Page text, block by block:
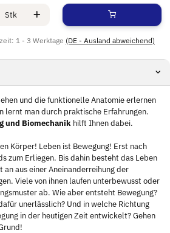
Stk
1 - 3 Werktage (DE - Ausland abweichend)
und die funktionelle Anatomie erlernen
lernt man durch praktische Erfahrungen.
und Biomechanik hilft Ihnen dabei.
Körper! Leben ist Bewegung! Erst nach
zum Erliegen. Bis dahin besteht das Leben
an aus einer Aneinanderreihung der
Viele von ihnen laufen unterbewusst oder
ab. Wie aber entsteht Bewegung?
unerlässlich? Und in welche Richtung
in der heutigen Zeit entwickelt? Gehen